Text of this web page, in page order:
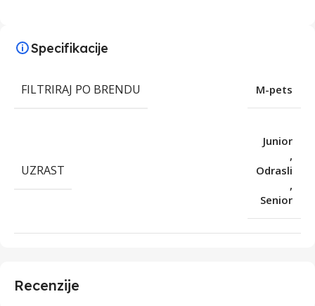
Specifikacije
FILTRIRAJ PO BRENDU M-pets
UZRAST
Junior
,
Odrasli
,
Senior
Recenzije